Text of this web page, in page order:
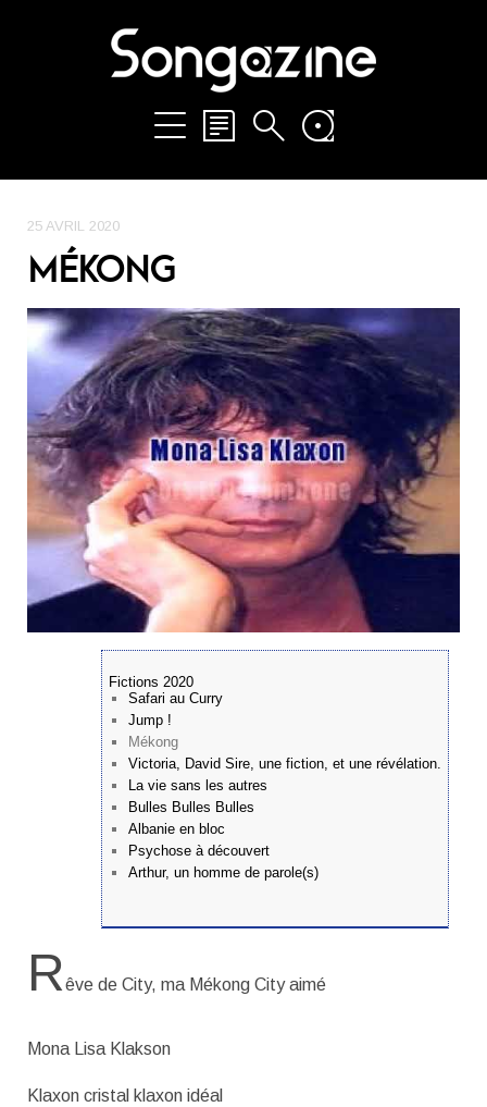
25 AVRIL 2020
MÉKONG
Fictions 2020
Safari au Curry
Jump !
Mékong
Victoria, David Sire, une fiction, et une révélation.
La vie sans les autres
Bulles Bulles Bulles
Albanie en bloc
Psychose à découvert
Arthur, un homme de parole(s)
Rêve de City, ma Mékong City aimé
Mona Lisa Klakson
Klaxon cristal klaxon idéal